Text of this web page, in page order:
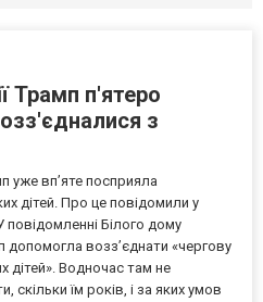
Трамп п'ятеро
з
уже впʼяте посприяла
дітей. Про це повідомили у
повідомленні Білого дому
возз’єднати «чергову
дітей». Водночас там не
скільки їм років, і за яких умов